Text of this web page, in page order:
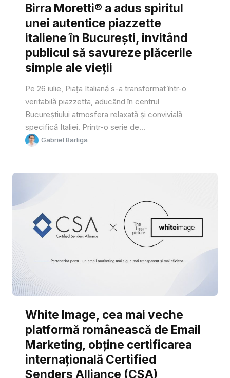
Birra Moretti® a adus spiritul
unei autentice piazzette
italiene în București, invitând
publicul să savureze plăcerile
simple ale vieții
Pe 26 iulie, Piața Italiană s-a transformat într-o
veritabilă piazzetta, aducând în centrul
Bucureștiului atmosfera relaxată și convivială
specifică Italiei. Printr-o serie de...
Gabriel Barliga
White Image, cea mai veche
platformă românească de Email
Marketing, obține certificarea
internațională Certified
Senders Alliance (CSA)